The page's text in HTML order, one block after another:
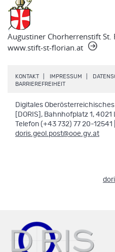
Augustiner Chorherrenstift St.
www.stift-st-florian.at
KONTAKT IMPRESSUM
BARRIEREFREIHEIT.
Digitales
[DORIS], Bahnhofplatz 1, 4021
Telefon (+43 732) 77 20-12541
doris.geol.post@ooe.gv.at